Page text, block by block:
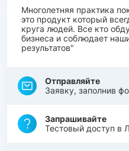
Многолетняя практика
это продукт который
круга людей. Все кто
бизнеса и соблюдает
результатов"
Отправляйте
Заявку, заполнив
Запрашивайте
Тестовый доступ в